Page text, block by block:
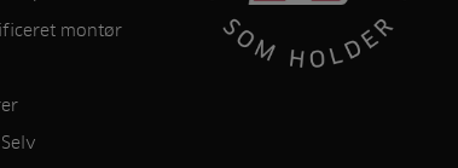
montør